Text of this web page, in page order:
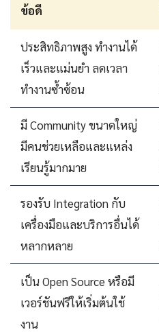
ข้อดี
ประสิทธิภาพสูง ทำงานได้
เร็วและแม่นยำ ลดเวลา
ทำงานซ้ำซ้อน
มี Community ขนาดใหญ่
มีคนช่วยเหลือและแหล่ง
เรียนรู้มากมาย
รองรับ Integration กับ
เครื่องมือและบริการอื่นได้
หลากหลาย
เป็น Open Source หรือมี
เวอร์ชันฟรีให้เริ่มต้นใช้
งาน